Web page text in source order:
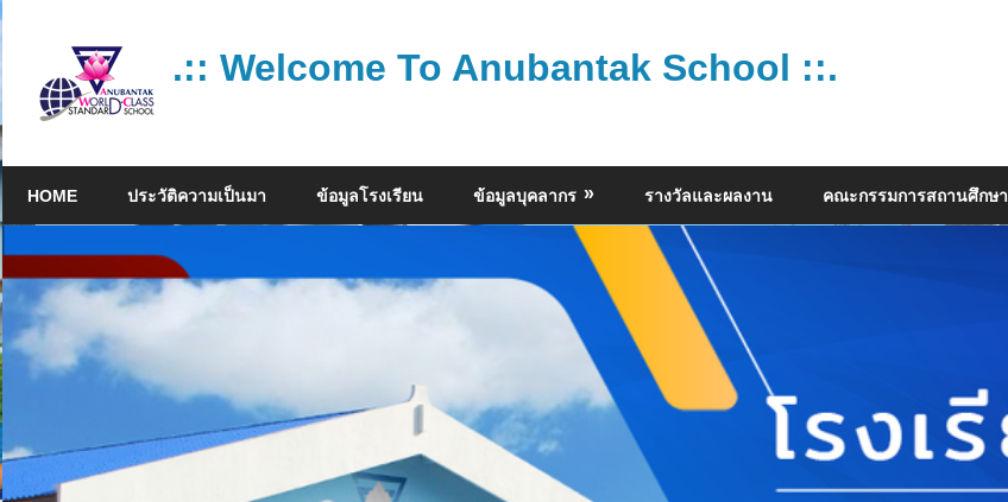
Skip
content
.:: Welcome To Anubantak School ::.
มาตรฐาน
HOME ประวัติความเป็นมา ข้อมูลโรงเรียน ข้อมูลบุคลากร รางวัลและผลงาน คณะกรรมการสถานศึกษา